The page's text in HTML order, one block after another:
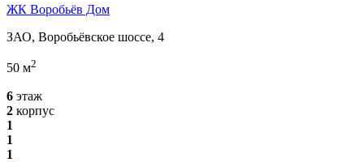
ЖК Воробьёв Дом
ЗАО, Воробьёвское шоссе, 4
50 м2
6 этаж
2 корпус
1
1
1